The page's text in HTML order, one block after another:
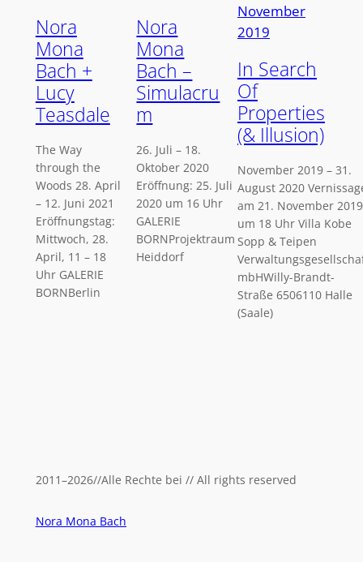
Nora
Mona
Bach +
Lucy
Teasdale
The Way
through the
Woods 28. April
– 12. Juni 2021
Eröffnungstag:
Mittwoch, 28.
April, 11 – 18
Uhr GALERIE
BORNBerlin
Nora
Mona
Bach –
Simulacru
m
26. Juli – 18.
Oktober 2020
Eröffnung: 25. Juli
2020 um 16 Uhr
GALERIE
BORNProjektraum
Heiddorf
November
2019
In Search
Of
Properties
(& Illusion)
November 2019 – 31.
August 2020
am 21. November 2019
um 18 Uhr Villa Kobe
Sopp & Teipen
mbHWilly-Brandt-
Straße 6506110 Halle
(Saale)
2011–2026//Alle Rechte bei // All rights reserved
Nora Mona Bach